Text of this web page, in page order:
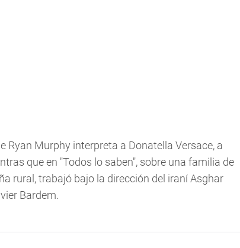
Ryan Murphy interpreta a Donatella Versace, a
que en "Todos lo saben", sobre una familia de
rural, trabajó bajo la dirección del iraní Asghar
Bardem.